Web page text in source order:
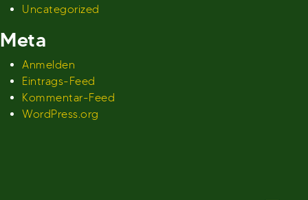
Uncategorized
Meta
Anmelden
Eintrags-Feed
Kommentar-Feed
WordPress.org